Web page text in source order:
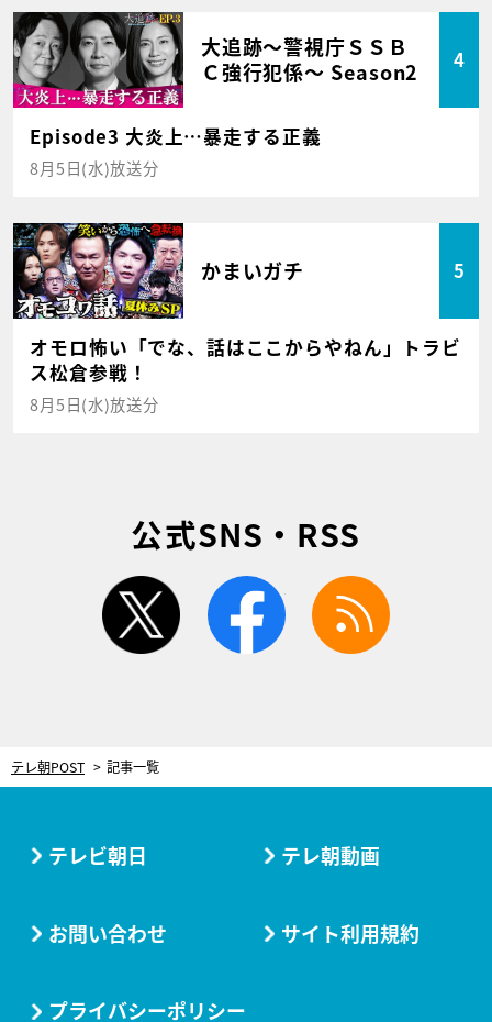
大追跡～警視庁ＳＳＢ
Ｃ強行犯係～ Season2
4
Episode3 大炎上…暴走する正義
8月5日(水)放送分
かまいガチ 5
オモロ怖い「でな、話はここからやねん」トラビ
ス松倉参戦！
8月5日(水)放送分
公式SNS・RSS
twitter facebook
テレ朝POST 記事一覧
テレビ朝日 テレ朝動画
お問い合わせ サイト利用規約
プライバシーポリシー